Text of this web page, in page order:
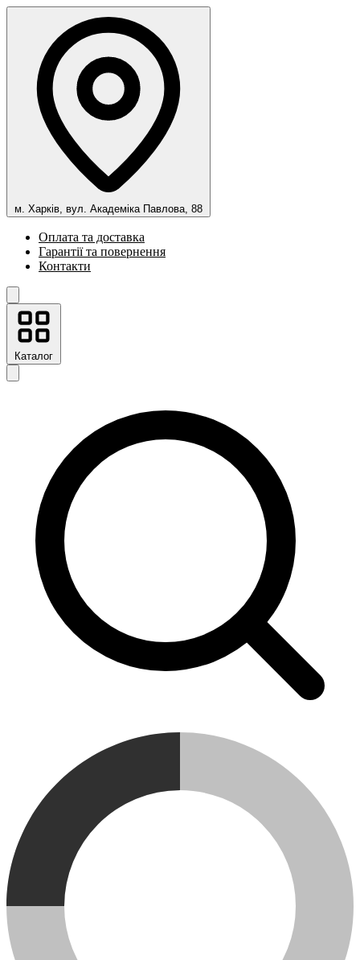
м. Харків, вул. Академіка Павлова, 88
Оплата та доставка
Гарантії та повернення
Контакти
Каталог